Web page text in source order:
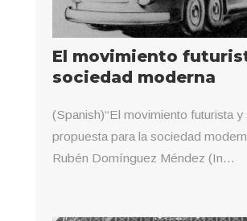
El movimiento
sociedad moderna
(Spanish)“El movimiento futurista y
propuesta para la sociedad
Rubén Domínguez Méndez (In...